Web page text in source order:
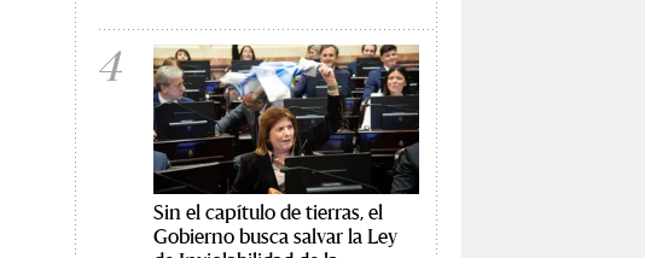
4
Sin el capítulo de tierras, el
Gobierno busca salvar la Ley